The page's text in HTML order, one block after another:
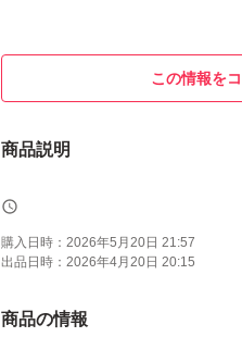
この情報を
商品説明
購入日時： 2026年5月20日 21:57
出品日時： 2026年4月20日 20:15
商品の情報